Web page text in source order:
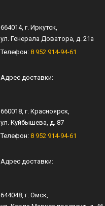
664014, г. Иркутск,
ул. Генерала Доватора, д. 21а
Телефон: 8 952 914-94-61
Адрес доставки:
660018, г. Красноярск,
ул. Куйбышева, д. 87
Телефон: 8 952 914-94-61
Адрес доставки:
644048, г. Омск,